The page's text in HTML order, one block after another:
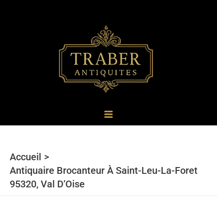
Accueil
Antiquaire Brocanteur À Saint-Leu-La-Foret
95320, Val D’Oise